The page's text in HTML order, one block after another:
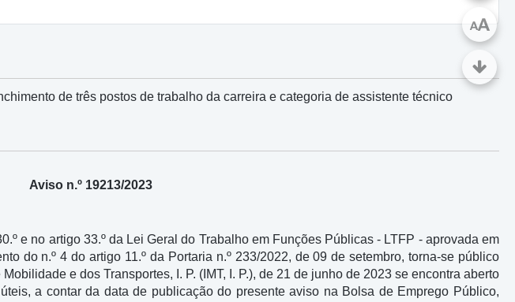
de três postos de trabalho da carreira e categoria de assistente técnico
Aviso n.º 19213/2023
e no artigo 33.º da Lei Geral do Trabalho em Funções Públicas - LTFP - aprovada em
do n.º 4 do artigo 11.º da Portaria n.º 233/2022, de 09 de setembro, torna-se público
e dos Transportes, I. P. (IMT, I. P.), de 21 de junho de 2023 se encontra aberto
a contar da data de publicação do presente aviso na Bolsa de Emprego Público,
AA